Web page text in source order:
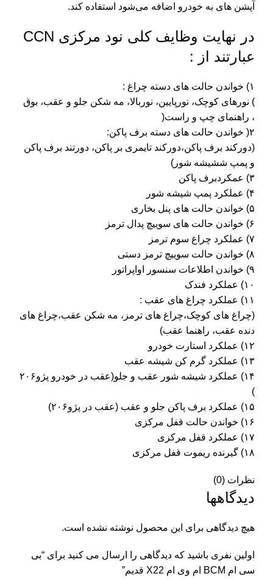
آپشن های به خودرو اضافه می‌شود استفاده کند.
در نهایت وظایف کلی نود مرکزی CCN
عبارتند از :
۱) خواندن حالت های دسته چراغ :
) نورهای کوچک، نورپایین، نوربالا، مه شکن جلو و عقب، بوق
، راهنمای چپ و راست(
۲( خواندن حالت های دسته برف پاکن:
(دورکند برف پاکن،دورکند تایمری بر پاکن، دورتند برف پاکن
و پمپ ششیشه شور)
۳) عمکردبرف پاکن
۴) عملکرد پمپ شیشه شور
۵) خواندن حالت های پنل بخاری
۶) خواندن حالت های سوییچ پدال ترمز
۷) عملکرد چراغ سوم ترمز
۸) خواندن حالت سوییچ ترمز دستی
۹) خواندن اطلاعات سنسور اواپراتور
۱۰) عملکرد فندک
۱۱) عملکرد چراغ های عقب :
(چراغ های کوچک،چراغ های ترمز، مه شکن عقب،چراغ های
دنده عقب، راهنما عقب)
۱۲) عملکرد استارت خودرو
۱۳) عملکرد گرم کن شیشه عقب
۱۴) عملکرد شیشه شور عقب و جلو(عقب در خودرو پژو۲۰۶
)
۱۵) عملکرد برف پاکن جلو و عقب (عقب در پژو۲۰۶)
۱۶) خواندن حالت قفل مرکزی
۱۷) عملکرد قفل مرکزی
۱۸) گیرنده ریموت قفل مرکزی
نظرات (0)
دیدگاهها
هیچ دیدگاهی برای این محصول نوشته نشده است.
اولین نفری باشید که دیدگاهی را ارسال می کنید برای “بی
سی ام BCM ام وی ام X22 قدیم”